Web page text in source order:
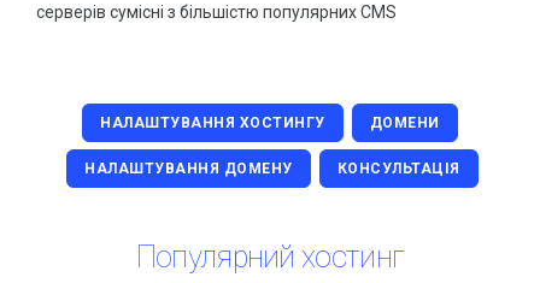
серверів сумісні з більшістю популярних CMS
НАЛАШТУВАННЯ ХОСТИНГУ ДОМЕНИ
НАЛАШТУВАННЯ ДОМЕНУ КОНСУЛЬТАЦІЯ
Популярний хостинг